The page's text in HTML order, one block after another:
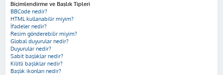
Biçimlendirme ve Başlık Tipleri
BBCode nedir?
HTML kullanabilir miyim?
İfadeler nedir?
Resim gönderebilir miyim?
Global duyurular nedir?
Duyurular nedir?
Sabit başlıklar nedir?
Kilitli başlıklar nedir?
Başlık ikonları nedir?